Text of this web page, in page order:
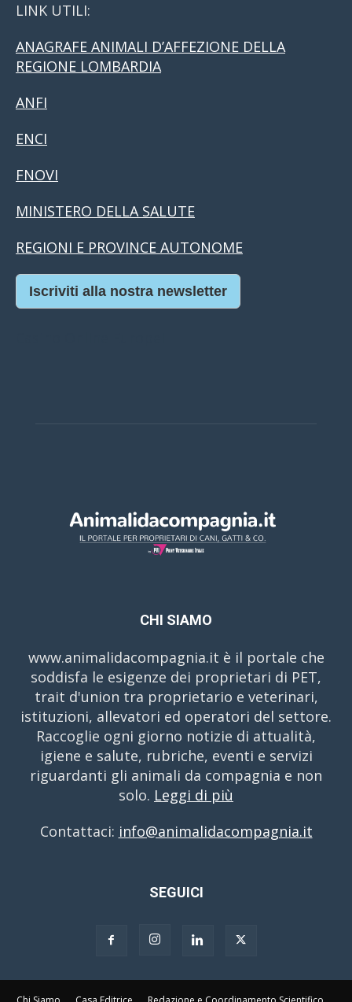
LINK UTILI:
ANAGRAFE ANIMALI D’AFFEZIONE DELLA
REGIONE LOMBARDIA
ANFI
ENCI
FNOVI
MINISTERO DELLA SALUTE
REGIONI E PROVINCE AUTONOME
Iscriviti alla nostra newsletter
CHI SIAMO
www.animalidacompagnia.it è il portale che
soddisfa le esigenze dei proprietari di PET,
trait d'union tra proprietario e veterinari,
istituzioni, allevatori ed operatori del settore.
Raccoglie ogni giorno notizie di attualità,
igiene e salute, rubriche, eventi e servizi
riguardanti gli animali da compagnia e non
solo. Leggi di più
Contattaci: info@animalidacompagnia.it
SEGUICI